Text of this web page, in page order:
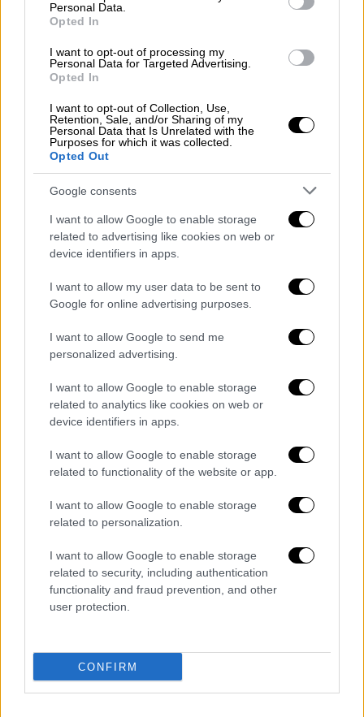
Personal Data.
Opted In
I want to opt-out of processing my
Personal Data for Targeted Advertising.
Opted In
I want to opt-out of Collection, Use,
Retention, Sale, and/or Sharing of my
Personal Data that Is Unrelated with the
Purposes for which it was collected.
Opted Out
Google consents
I want to allow Google to enable storage
related to advertising like cookies on web or
device identifiers in apps.
I want to allow my user data to be sent to
Google for online advertising purposes.
I want to allow Google to send me
personalized advertising.
I want to allow Google to enable storage
related to analytics like cookies on web or
device identifiers in apps.
I want to allow Google to enable storage
related to functionality of the website or app.
I want to allow Google to enable storage
related to personalization.
I want to allow Google to enable storage
related to security, including authentication
functionality and fraud prevention, and other
user protection.
CONFIRM
δημιουργός να μεταφέρει με τέτοιο τρόπο
Christopher Nolan's
cinematic achievement from one of
the great filmmakers of our time. It
feels like everything Nolan has been
working toward with IMAX has
culminated here. The production
design is incredible, the action is…
pic.twitter.com/yLxocUEEdn
— Erik Davis (@ErikDavis)July 6,
2026
Από την πλευρά του, ο Erik Davis των Rotten
Tomatoes και Fandango έκανε λόγο
«απόλυτο θρίαμβο», περιγράφοντας την
«Οδύσσεια» ως το κορυφαίο
κινηματογραφικό επίτευγμα ενός από τους
σύγχρονης εποχής.
Θετικά είναι και τα πρώτα σχόλια από άλλα
διεθνή μέσα.Το The Independent
μεγαλύτερη και πιο φιλόδοξη ταινία που
έχει σκηνοθετήσει μέχρι σήμεραο
Κρίστοφερ Νόλαν, ενώ το Digital Spy κάνει
εμπειρία, γεμάτη έντονες σκηνές δράσης και
υψηλής κλίμακας θέαμα.